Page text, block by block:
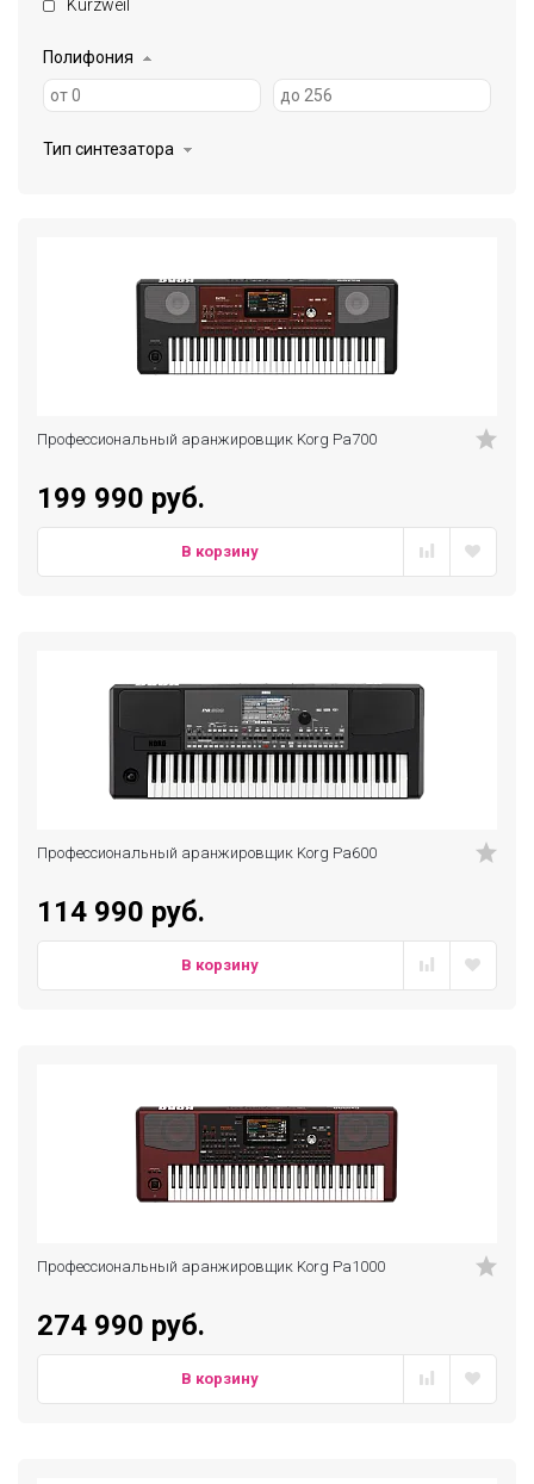
Kurzweil
Полифония
Тип синтезатора
Профессиональный аранжировщик Korg Pa700
199 990 руб.
В корзину
Профессиональный аранжировщик Korg Pa600
114 990 руб.
В корзину
Профессиональный аранжировщик Korg Pa1000
274 990 руб.
В корзину